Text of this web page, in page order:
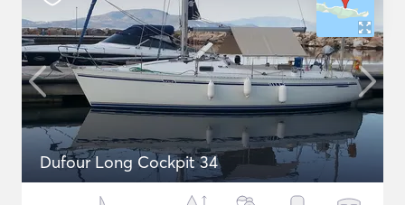
Dufour Long Cockpit 34